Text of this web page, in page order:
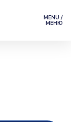
MENU /
МЕНЮ